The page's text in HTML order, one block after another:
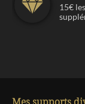
15€ les